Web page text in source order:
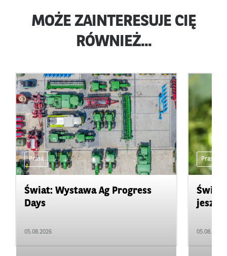
MOŻE ZAINTERESUJE CIĘ
RÓWNIEŻ...
Prasa
Świat: Wystawa Ag Progress
Days
05.08.2026
Prasa
Świat:
05.08.2026